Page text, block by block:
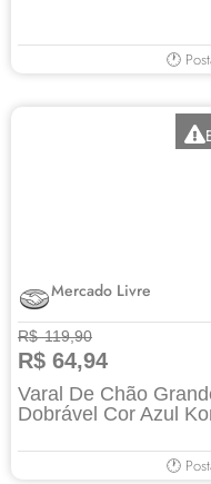
🕐
Mercado Livre
R$ 119,90
R$ 64,94
Varal De Chão
Dobrável Cor Azul
🕐